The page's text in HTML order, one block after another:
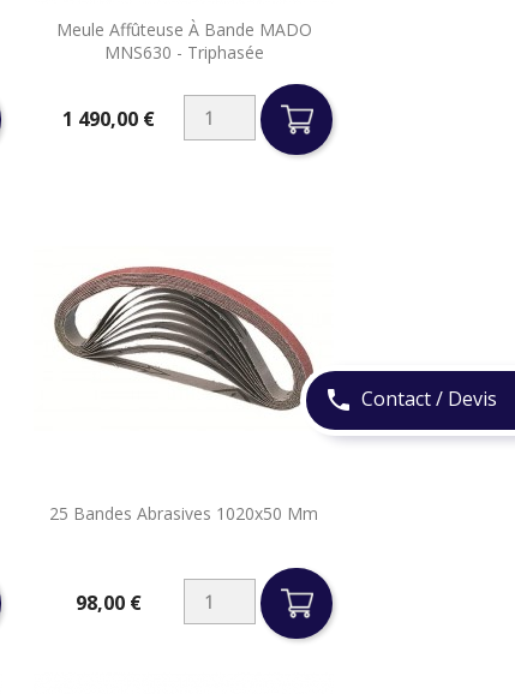
phone Contact / Devis
Meule Affûteuse À Bande MADO
MNS630 - Triphasée
Prix1 490,00 €
Aperçu rapide
25 Bandes Abrasives 1020x50 Mm
98,00 €
Aperçu rapide